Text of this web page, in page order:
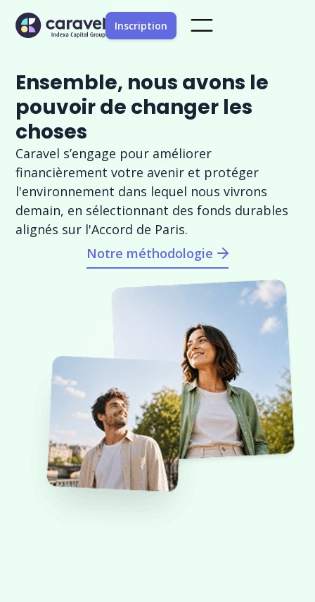
Inscription
Ensemble, nous avons le
pouvoir de changer les
choses
Caravel s’engage pour améliorer
financièrement votre avenir et protéger
l'environnement dans lequel nous vivrons
demain, en sélectionnant des fonds durables
alignés sur l'Accord de Paris.
Notre méthodologie